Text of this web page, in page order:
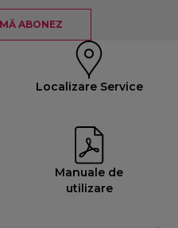
ABONEZ
Localizare Service
Manuale de
utilizare